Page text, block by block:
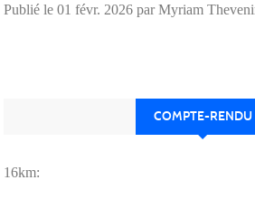
Publié le 01 févr. 2026 par Myriam
COMPTE-RENDU
16km: